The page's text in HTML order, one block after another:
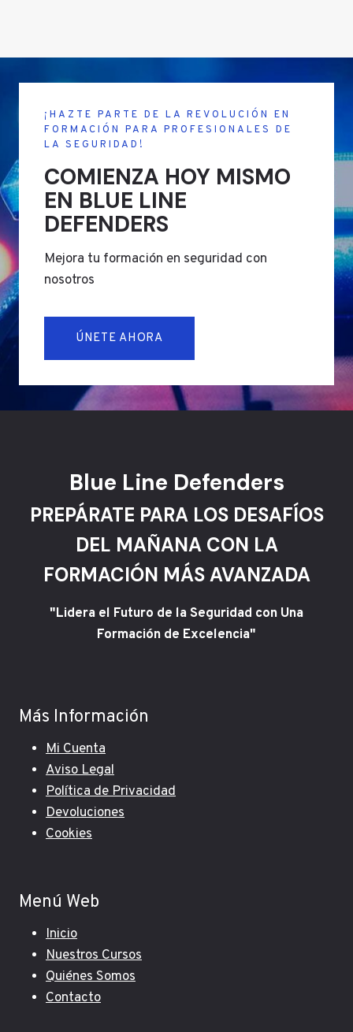
¡HAZTE PARTE DE LA REVOLUCIÓN EN
FORMACIÓN PARA PROFESIONALES DE
LA SEGURIDAD!
COMIENZA HOY MISMO
EN BLUE LINE
DEFENDERS
Mejora tu formación en seguridad con
nosotros
ÚNETE AHORA
Blue Line Defenders
PREPÁRATE PARA LOS DESAFÍOS
DEL MAÑANA CON LA
FORMACIÓN MÁS AVANZADA
"Lidera el Futuro de la Seguridad con Una
Formación de Excelencia"
Más Información
Mi Cuenta
Aviso Legal
Política de Privacidad
Devoluciones
Cookies
Menú Web
Inicio
Nuestros Cursos
Quiénes Somos
Contacto